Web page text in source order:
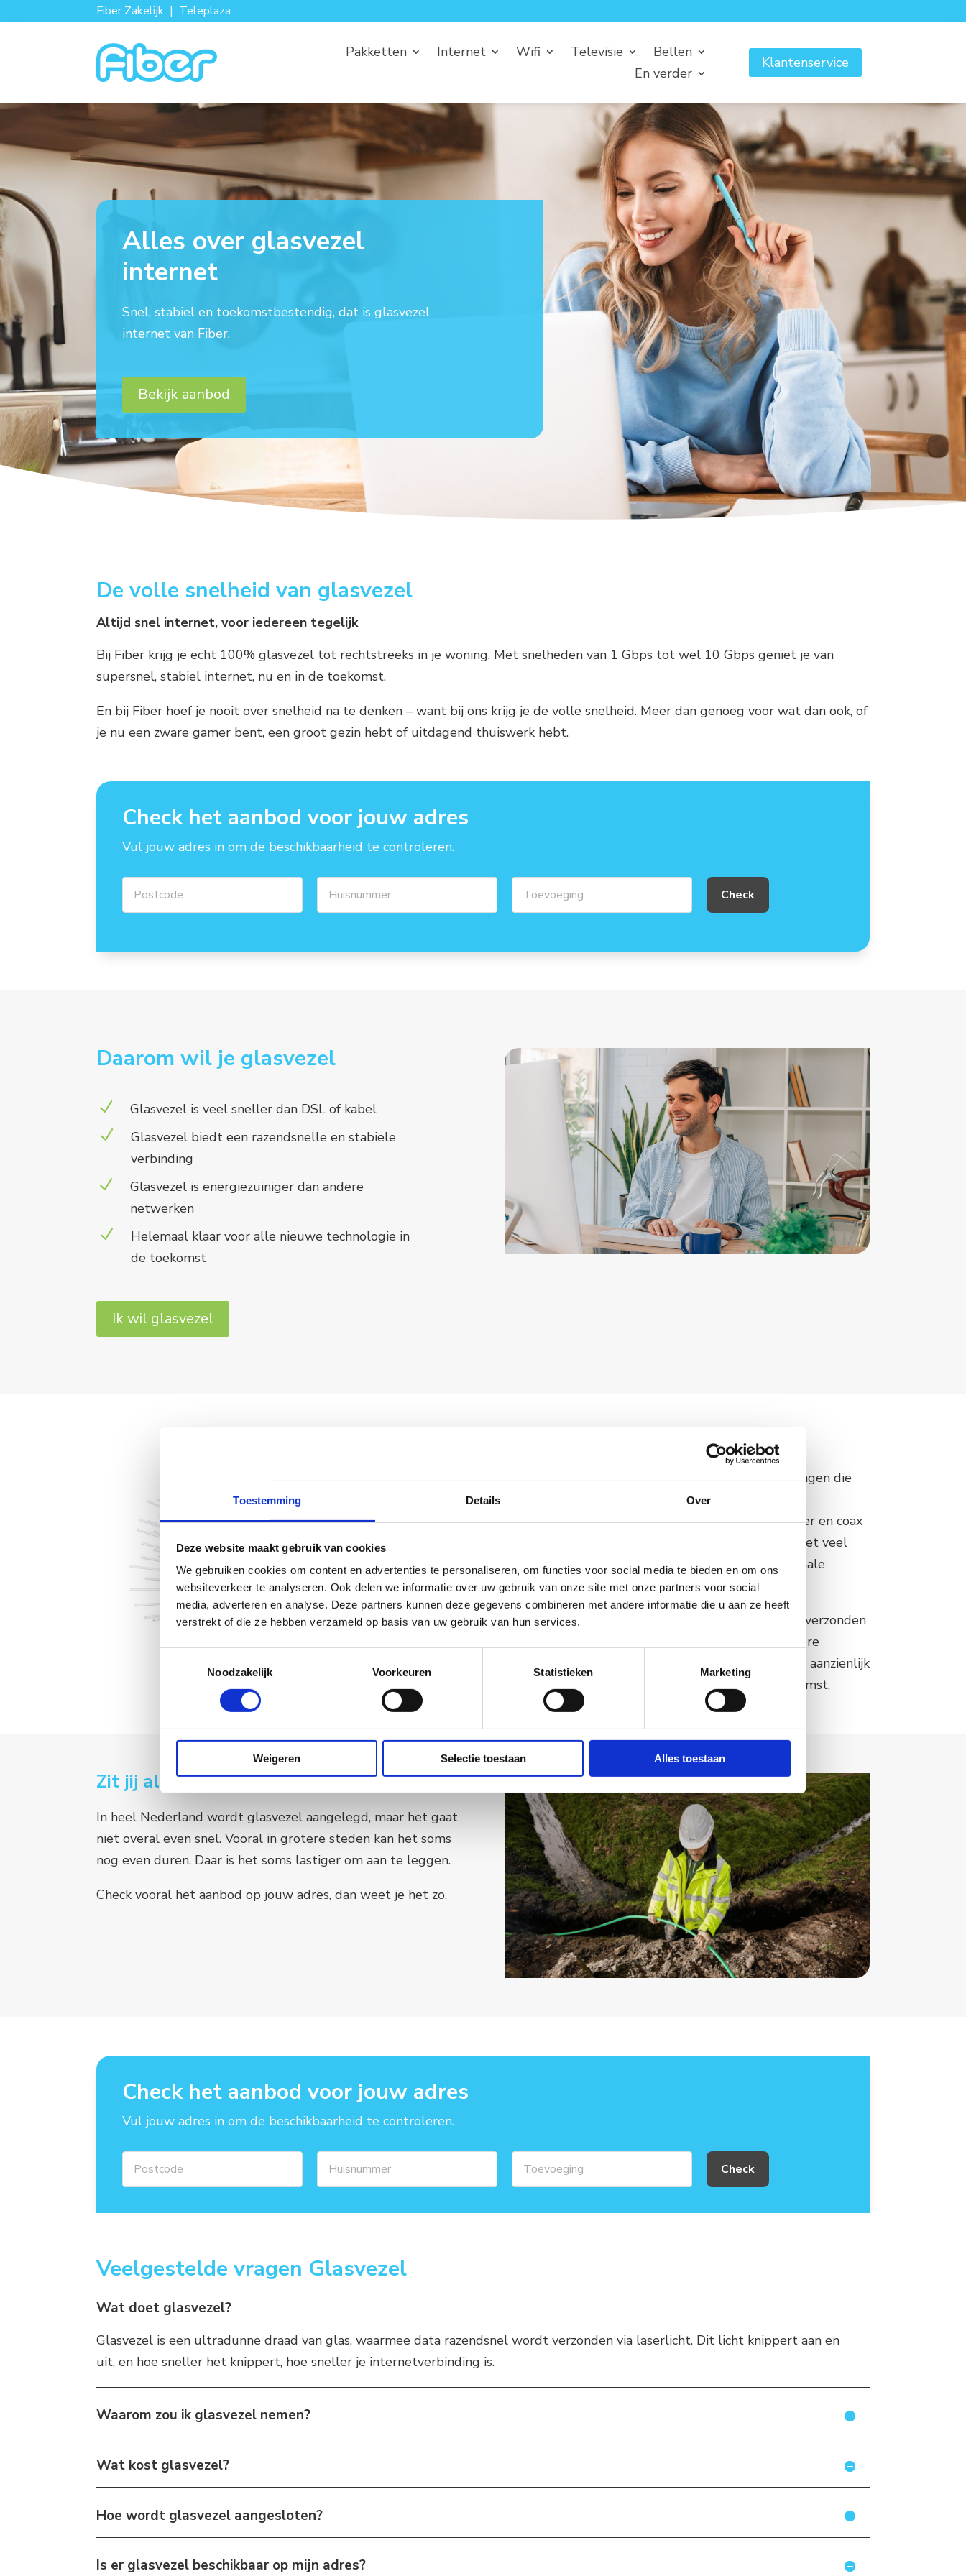
Toestemming Details Over
Deze website maakt gebruik van cookies
We gebruiken cookies om content en advertenties te personaliseren, om functies voor social media te bieden en om ons
websiteverkeer te analyseren. Ook delen we informatie over uw gebruik van onze site met onze partners voor social
media, adverteren en analyse. Deze partners kunnen deze gegevens combineren met andere informatie die u aan ze heeft
verstrekt of die ze hebben verzameld op basis van uw gebruik van hun services.
Noodzakelijk
Voorkeuren Statistieken Marketing
Weigeren Selectie toestaan Alles toestaan
Fiber Zakelijk | Teleplaza
Pakketten Internet Wifi Televisie
Bellen
En verder
Klantenservice
Alles over glasvezel
internet
Snel, stabiel en toekomstbestendig, dat is glasvezel
internet van Fiber.
Bekijk aanbod
De volle snelheid van glasvezel
Altijd snel internet, voor iedereen tegelijk
Bij Fiber krijg je echt 100% glasvezel tot rechtstreeks in je woning. Met snelheden van 1 Gbps tot wel 10 Gbps geniet je van
supersnel, stabiel internet, nu en in de toekomst.
En bij Fiber hoef je nooit over snelheid na te denken – want bij ons krijg je de volle snelheid. Meer dan genoeg voor wat dan ook, of
je nu een zware gamer bent, een groot gezin hebt of uitdagend thuiswerk hebt.
Check het aanbod voor jouw adres
Vul jouw adres in om de beschikbaarheid te controleren.
Daarom wil je glasvezel
N Glasvezel is veel sneller dan DSL of kabel
N
Glasvezel biedt een razendsnelle en stabiele
verbinding
N
Glasvezel is energiezuiniger dan andere
netwerken
N
Helemaal klaar voor alle nieuwe technologie in
de toekomst
Ik wil glasvezel
Glasvezel is een technologie voor internetverbindingen die
gebruikmaakt van dunne glasdraden om data met
lichtsnelheid te verzenden. In vergelijking met koper en coax
kabels kan betrouwbaardere data communicatie met veel
hogere snelheden worden gerealiseerd, met minimale
vertraging en zonder storingen.
Het lichtsignaal kan over een veel langere afstand verzonden
worden, wat ideaal is voor buitengebieden en andere
afgelegen plaatsen. De glasvezelkabels bieden ook aanzienlijk
meer capaciteit voor hogere snelheden in de toekomst.
Zit jij al op glasvezel?
In heel Nederland wordt glasvezel aangelegd, maar het gaat
niet overal even snel. Vooral in grotere steden kan het soms
nog even duren. Daar is het soms lastiger om aan te leggen.
Check vooral het aanbod op jouw adres, dan weet je het zo.
Check het aanbod voor jouw adres
Vul jouw adres in om de beschikbaarheid te controleren.
Veelgestelde vragen Glasvezel
Wat doet glasvezel?
Glasvezel is een ultradunne draad van glas, waarmee data razendsnel wordt verzonden via laserlicht. Dit licht knippert aan en
uit, en hoe sneller het knippert, hoe sneller je internetverbinding is.
Waarom zou ik glasvezel nemen?
Wat kost glasvezel?
Hoe wordt glasvezel aangesloten?
Is er glasvezel beschikbaar op mijn adres?